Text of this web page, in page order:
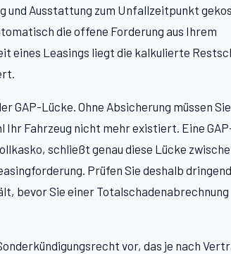
und Ausstattung zum Unfallzeitpunkt
die offene Forderung aus Ihrem
eines Leasings liegt die kalkulierte
GAP-Lücke. Ohne Absicherung müssen
Ihr Fahrzeug nicht mehr existiert. Eine
schließt genau diese Lücke
Prüfen Sie deshalb
bevor Sie einer Totalschadenabrechnung
vor, das je nach